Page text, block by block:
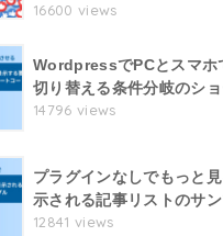
16600 views
WordpressでPCとスマホ
切り替える条件分岐のシ
14796 views
プラグインなしでもっと
示される記事リストのサ
12841 views